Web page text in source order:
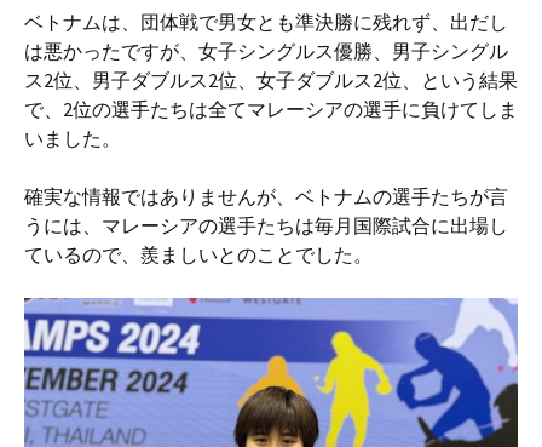
ベトナムは、団体戦で男女とも準決勝に残れず、出だし
は悪かったですが、女子シングルス優勝、男子シングル
ス2位、男子ダブルス2位、女子ダブルス2位、という結果
で、2位の選手たちは全てマレーシアの選手に負けてしま
いました。
確実な情報ではありませんが、ベトナムの選手たちが言
うには、マレーシアの選手たちは毎月国際試合に出場し
ているので、羨ましいとのことでした。